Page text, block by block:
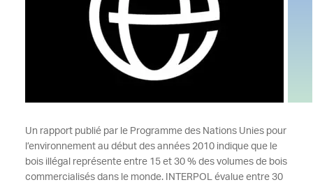
Un rapport publié par le Programme des Nations Unies pour
l’environnement au début des années 2010 indique que le
bois illégal représente entre 15 et 30 % des volumes de bois
commercialisés dans le monde. INTERPOL évalue entre 30